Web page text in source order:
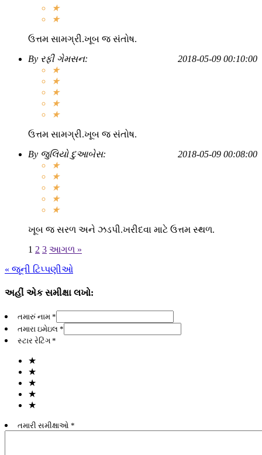
★
★
ઉત્તમ સામગ્રી.ખૂબ જ સંતોષ.
2018-05-09 00:10:00
By રફી ગેમસન:
★
★
★
★
★
ઉત્તમ સામગ્રી.ખૂબ જ સંતોષ.
2018-05-09 00:08:00
By જુલિયો દુઆબેસ:
★
★
★
★
★
ખૂબ જ સરળ અને ઝડપી.ખરીદવા માટે ઉત્તમ સ્થળ.
1 2 3 આગળ »
« જૂની ટિપ્પણીઓ
અહીં એક સમીક્ષા લખો:
તમારું નામ *
તમારા ઇમેઇલ *
સ્ટાર રેટિંગ *
★
★
★
★
★
તમારી સમીક્ષાઓ *